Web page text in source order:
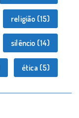
religião (15)
silêncio (14)
ética (5)